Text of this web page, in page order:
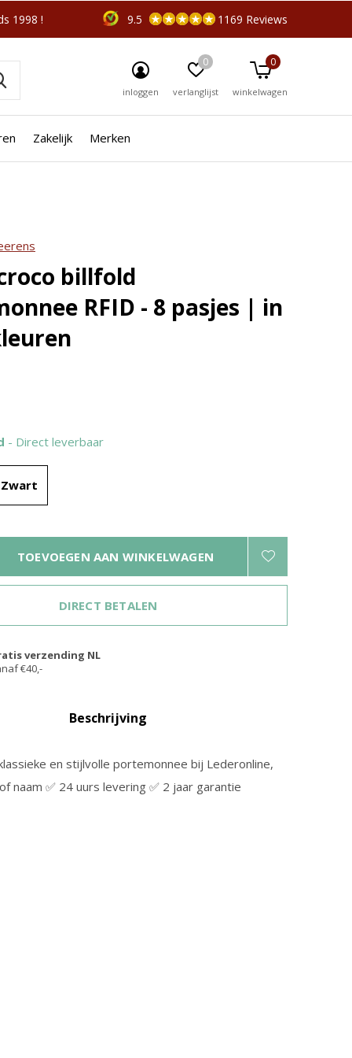
Zakelijk Merken
inloggen verlanglijst
0
winkelwagen
0
1998 ! 9.5 1169 Reviews
billfold
RFID - 8 pasjes | in
- Direct leverbaar
Zwart
TOEVOEGEN AAN WINKELWAGEN
DIRECT BETALEN
verzending NL
€40,-
Beschrijving
en stijlvolle portemonnee bij Lederonline,
naam ✅ 24 uurs levering ✅ 2 jaar garantie